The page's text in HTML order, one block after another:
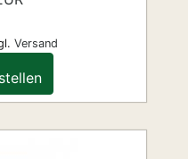
Versand